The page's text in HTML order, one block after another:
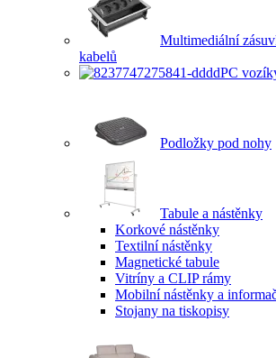
Multimediální
kabelů
PC
Podložky pod nohy
Tabule a nástěnky
Korkové nástěnky
Textilní nástěnky
Magnetické tabule
Vitríny a CLIP rámy
Mobilní nástěnky a
Stojany na tiskopisy